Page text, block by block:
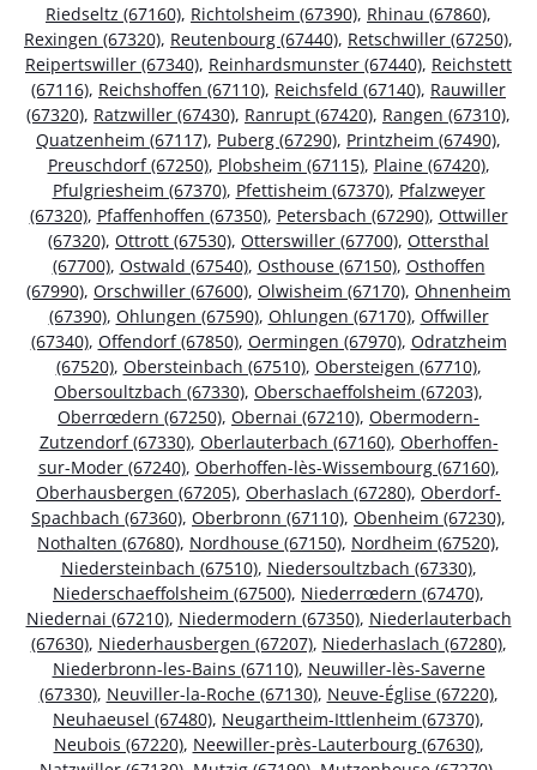
Riedseltz (67160), Richtolsheim (67390), Rhinau (67860),
Rexingen (67320), Reutenbourg (67440), Retschwiller (67250),
Reipertswiller (67340), Reinhardsmunster (67440), Reichstett
(67116), Reichshoffen (67110), Reichsfeld (67140), Rauwiller
(67320), Ratzwiller (67430), Ranrupt (67420), Rangen (67310),
Quatzenheim (67117), Puberg (67290), Printzheim (67490),
Preuschdorf (67250), Plobsheim (67115), Plaine (67420),
Pfulgriesheim (67370), Pfettisheim (67370), Pfalzweyer
(67320), Pfaffenhoffen (67350), Petersbach (67290), Ottwiller
(67320), Ottrott (67530), Otterswiller (67700), Ottersthal
(67700), Ostwald (67540), Osthouse (67150), Osthoffen
(67990), Orschwiller (67600), Olwisheim (67170), Ohnenheim
(67390), Ohlungen (67590), Ohlungen (67170), Offwiller
(67340), Offendorf (67850), Oermingen (67970), Odratzheim
(67520), Obersteinbach (67510), Obersteigen (67710),
Obersoultzbach (67330), Oberschaeffolsheim (67203),
Oberrœdern (67250), Obernai (67210), Obermodern-
Zutzendorf (67330), Oberlauterbach (67160), Oberhoffen-
sur-Moder (67240), Oberhoffen-lès-Wissembourg (67160),
Oberhausbergen (67205), Oberhaslach (67280), Oberdorf-
Spachbach (67360), Oberbronn (67110), Obenheim (67230),
Nothalten (67680), Nordhouse (67150), Nordheim (67520),
Niedersteinbach (67510), Niedersoultzbach (67330),
Niederschaeffolsheim (67500), Niederrœdern (67470),
Niedernai (67210), Niedermodern (67350), Niederlauterbach
(67630), Niederhausbergen (67207), Niederhaslach (67280),
Niederbronn-les-Bains (67110), Neuwiller-lès-Saverne
(67330), Neuviller-la-Roche (67130), Neuve-Église (67220),
Neuhaeusel (67480), Neugartheim-Ittlenheim (67370),
Neubois (67220), Neewiller-près-Lauterbourg (67630),